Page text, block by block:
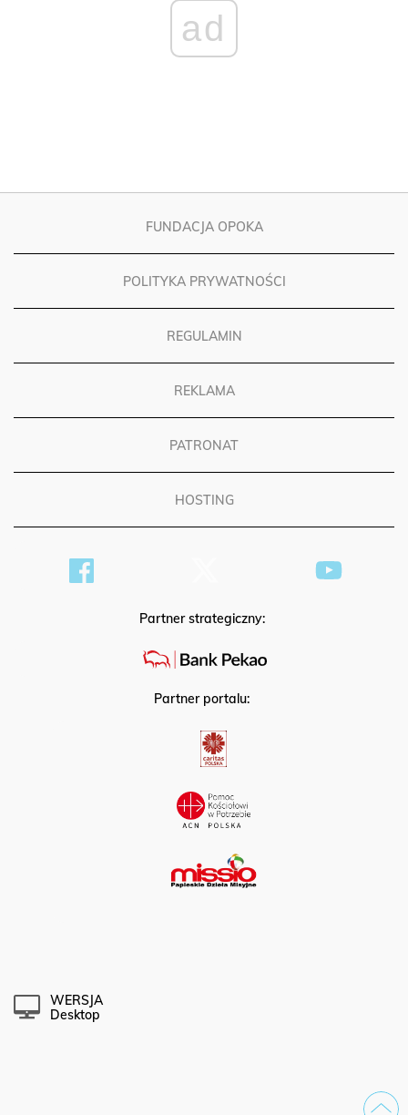
ad
FUNDACJA OPOKA
POLITYKA PRYWATNOŚCI
REGULAMIN
REKLAMA
PATRONAT
HOSTING
Partner strategiczny:
Partner portalu:
WERSJA
Desktop